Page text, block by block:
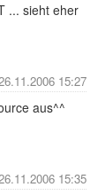
... sieht eher
15:27
aus^^
15:35